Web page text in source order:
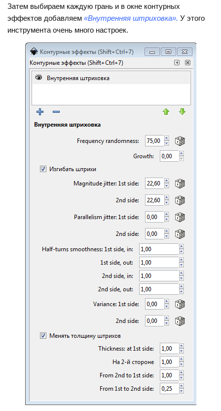
Затем выбираем каждую грань и в окне контурных
эффектов добавляем«Внутренняя штриховка».У этого
инструмента очень много настроек.